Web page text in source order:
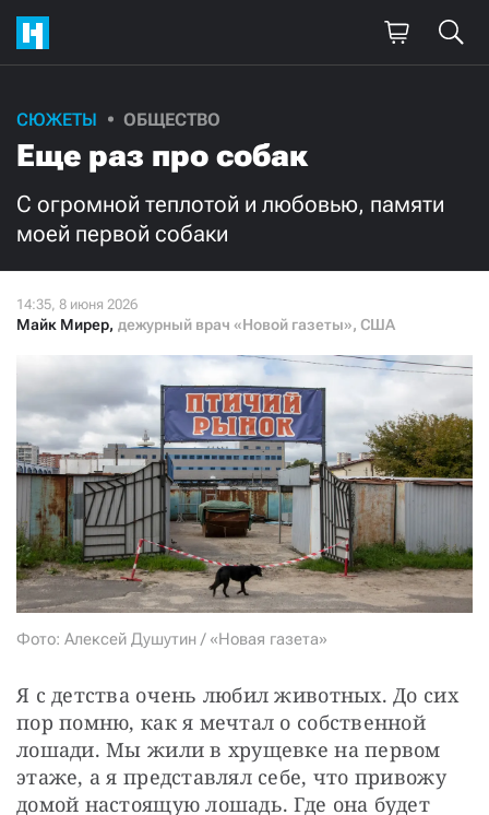
СЮЖЕТЫ ОБЩЕСТВО
Еще раз про собак
С огромной теплотой и любовью, памяти
моей первой собаки
Майк Мирер, дежурный врач «Новой газеты», США
Фото: Алексей Душутин / «Новая газета»
Я с детства очень любил животных. До сих
пор помню, как я мечтал о собственной
лошади. Мы жили в хрущевке на первом
этаже, а я представлял себе, что привожу
домой настоящую лошадь. Где она будет
Поддержите
нашу работу!
Ежемесячно Разово
500 300
Нажимая кнопку «Стать соучастником»,
я принимаю условия и подтверждаю свое гражданство РФ
СТАТЬ СОУЧАСТНИКОМ
ПОДЕЛИТЬСЯ С ДРУЗЬЯМИ
Если у вас есть вопросы, пишите donate@novayagazeta.ruили
звоните:
+7 (929) 612-03-68